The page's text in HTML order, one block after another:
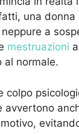
una donna
a
mestruazioni
al normale.
colpo
avvertono